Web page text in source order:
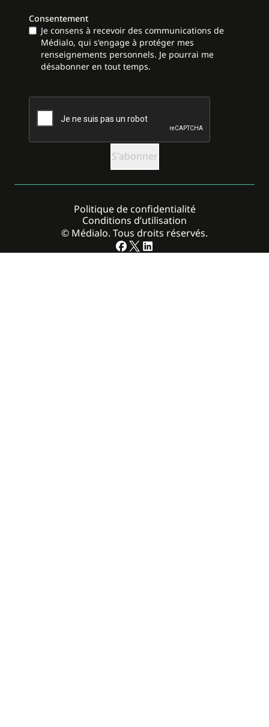
Consentement
Je consens à recevoir des communications de
Médialo, qui s'engage à protéger mes
renseignements personnels. Je pourrai me
désabonner en tout temps.
CAPTCHA
© Médialo. Tous droits réservés.
Politique de confidentialité
Conditions d’utilisation